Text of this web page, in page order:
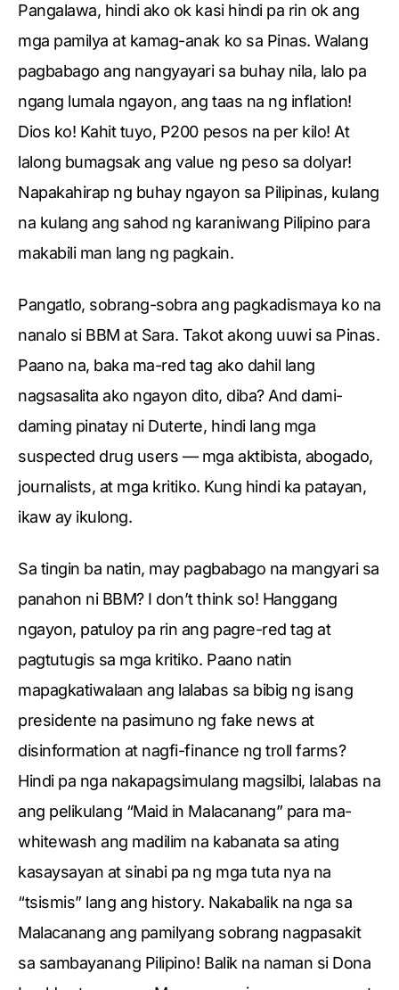
Pangalawa, hindi ako ok kasi hindi pa rin ok ang
mga pamilya at kamag-anak ko sa Pinas. Walang
pagbabago ang nangyayari sa buhay nila, lalo pa
ngang lumala ngayon, ang taas na ng inflation!
Dios ko! Kahit tuyo, P200 pesos na per kilo! At
lalong bumagsak ang value ng peso sa dolyar!
Napakahirap ng buhay ngayon sa Pilipinas, kulang
na kulang ang sahod ng karaniwang Pilipino para
makabili man lang ng pagkain.
Pangatlo, sobrang-sobra ang pagkadismaya ko na
nanalo si BBM at Sara. Takot akong uuwi sa Pinas.
Paano na, baka ma-red tag ako dahil lang
nagsasalita ako ngayon dito, diba? And dami-
daming pinatay ni Duterte, hindi lang mga
suspected drug users — mga aktibista, abogado,
journalists, at mga kritiko. Kung hindi ka patayan,
ikaw ay ikulong.
Sa tingin ba natin, may pagbabago na mangyari sa
panahon ni BBM? I don’t think so! Hanggang
ngayon, patuloy pa rin ang pagre-red tag at
pagtutugis sa mga kritiko. Paano natin
mapagkatiwalaan ang lalabas sa bibig ng isang
presidente na pasimuno ng fake news at
disinformation at nagfi-finance ng troll farms?
Hindi pa nga nakapagsimulang magsilbi, lalabas na
ang pelikulang “Maid in Malacanang” para ma-
whitewash ang madilim na kabanata sa ating
kasaysayan at sinabi pa ng mga tuta nya na
“tsismis” lang ang history. Nakabalik na nga sa
Malacanang ang pamilyang sobrang nagpasakit
sa sambayanang Pilipino! Balik na naman si Dona